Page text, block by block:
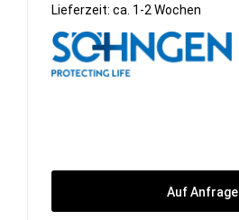
Lieferzeit: ca. 1-2 Wochen
Auf Anfrage